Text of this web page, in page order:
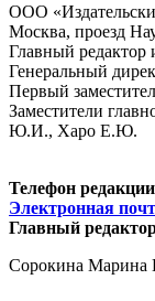
ООО
Москва, проезд
Главный
Генеральный
Первый
Заместители
Ю.И., Харо Е.Ю.
Телефон
Электронная
Главный
Сорокина Марина